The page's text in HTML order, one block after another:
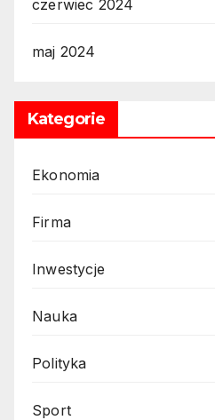
czerwiec 2024
maj 2024
Kategorie
Ekonomia
Firma
Inwestycje
Nauka
Polityka
Sport